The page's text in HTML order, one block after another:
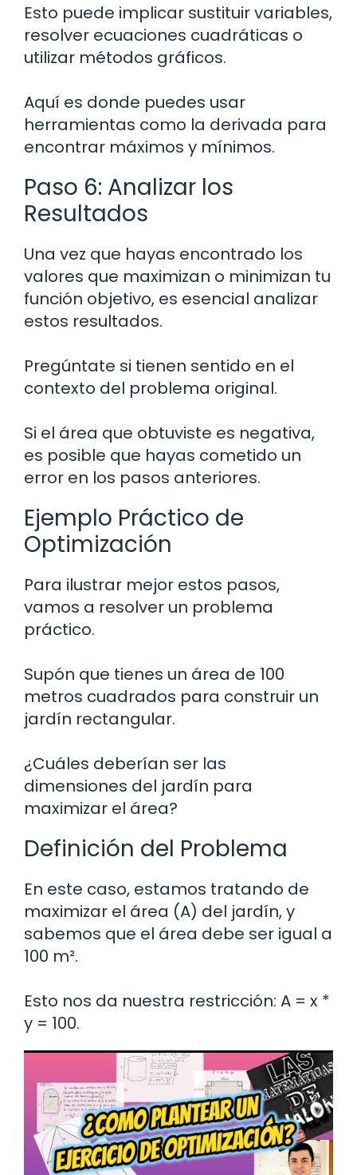
Esto puede implicar sustituir variables,
resolver ecuaciones cuadráticas o
utilizar métodos gráficos.
Aquí es donde puedes usar
herramientas como la derivada para
encontrar máximos y mínimos.
Paso 6: Analizar los
Resultados
Una vez que hayas encontrado los
valores que maximizan o minimizan tu
función objetivo, es esencial analizar
estos resultados.
Pregúntate si tienen sentido en el
contexto del problema original.
Si el área que obtuviste es negativa,
es posible que hayas cometido un
error en los pasos anteriores.
Ejemplo Práctico de
Optimización
Para ilustrar mejor estos pasos,
vamos a resolver un problema
práctico.
Supón que tienes un área de 100
metros cuadrados para construir un
jardín rectangular.
¿Cuáles deberían ser las
dimensiones del jardín para
maximizar el área?
Definición del Problema
En este caso, estamos tratando de
maximizar el área (A) del jardín, y
sabemos que el área debe ser igual a
100 m².
Esto nos da nuestra restricción: A = x *
y = 100.